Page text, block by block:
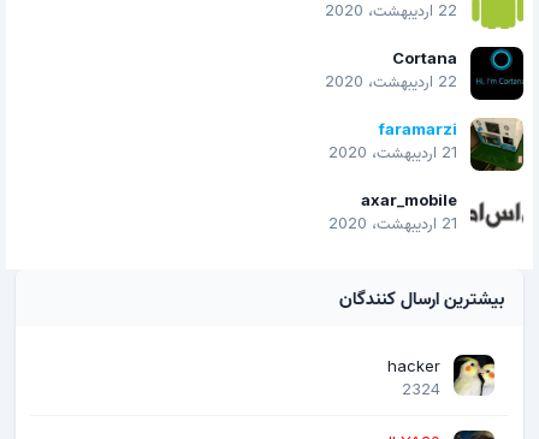
22 اردیبهشت، 2020
Cortana
22 اردیبهشت، 2020
faramarzi
21 اردیبهشت، 2020
axar_mobile
21 اردیبهشت، 2020
بیشترین ارسال کنندگان
hacker
2324